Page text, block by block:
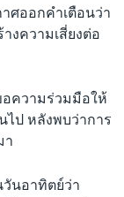
ศออกคำเตือนว่า
งความเสี่ยงต่อ
ความร่วมมือให้
ไป หลังพบว่าการ
า
นอาทิตย์ว่า